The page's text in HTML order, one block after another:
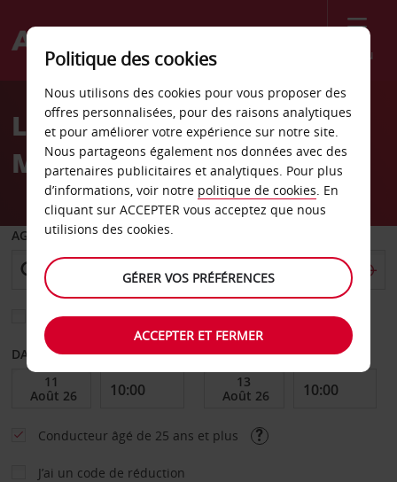
Menu
Welcome
AvisLocation de voiture
Mannheim Käfertal
AGENCE DE DÉPART
Sélectionnez une autre agence de retour
DATE DE DÉBUT DATE DE FIN
Conducteur âgé de 25 ans et plus
J’ai un code de réduction
Politique des cookies
Nous utilisons des cookies pour vous proposer des
offres personnalisées, pour des raisons analytiques
et pour améliorer votre expérience sur notre site.
Nous partageons également nos données avec des
partenaires publicitaires et analytiques. Pour plus
d’informations, voir notre politique de cookies. En
cliquant sur ACCEPTER vous acceptez que nous
utilisions des cookies.
GÉRER VOS PRÉFÉRENCES
ACCEPTER ET FERMER